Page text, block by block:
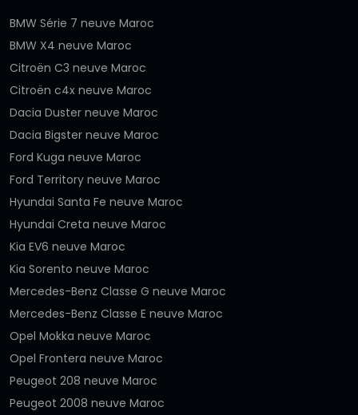
BMW Série 7 neuve Maroc
BMW X4 neuve Maroc
Citroën C3 neuve Maroc
Citroën c4x neuve Maroc
Dacia Duster neuve Maroc
Dacia Bigster neuve Maroc
Ford Kuga neuve Maroc
Ford Territory neuve Maroc
Hyundai Santa Fe neuve Maroc
Hyundai Creta neuve Maroc
Kia EV6 neuve Maroc
Kia Sorento neuve Maroc
Mercedes-Benz Classe G neuve Maroc
Mercedes-Benz Classe E neuve Maroc
Opel Mokka neuve Maroc
Opel Frontera neuve Maroc
Peugeot 208 neuve Maroc
Peugeot 2008 neuve Maroc